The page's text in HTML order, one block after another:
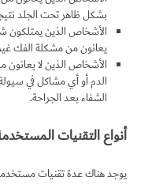
بشكل ظاهر تحت الجلد
الأشخاص الذين يمتلكون
يعانون من مشكلة الفك
الأشخاص الذين لا
الدم أو أي مشاكل في
الشفاء بعد الجراحة.
أنواع التقنيات
يوجد هناك عدة تقنيات